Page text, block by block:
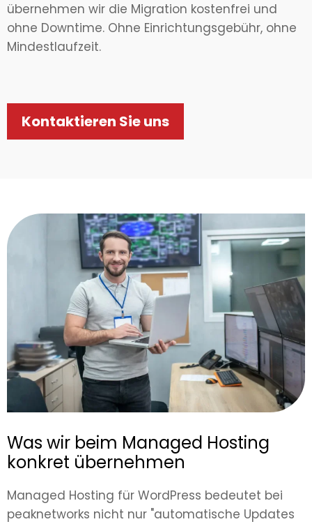
übernehmen wir die Migration kostenfrei und
ohne Downtime. Ohne Einrichtungsgebühr, ohne
Mindestlaufzeit.
Kontaktieren Sie uns
Was wir beim Managed Hosting
konkret übernehmen
Managed Hosting für WordPress bedeutet bei
peaknetworks nicht nur "automatische Updates